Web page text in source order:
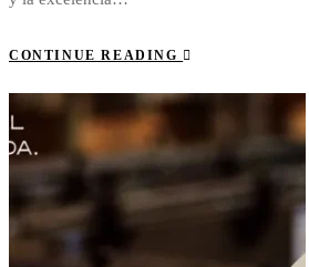
CONTINUE READING